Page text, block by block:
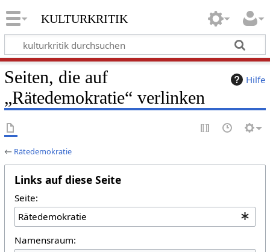
kulturkritik
Hilfe
Seiten, die auf
„Rätedemokratie“ verlinken
← Rätedemokratie
Links auf diese Seite
Seite:
Namensraum: